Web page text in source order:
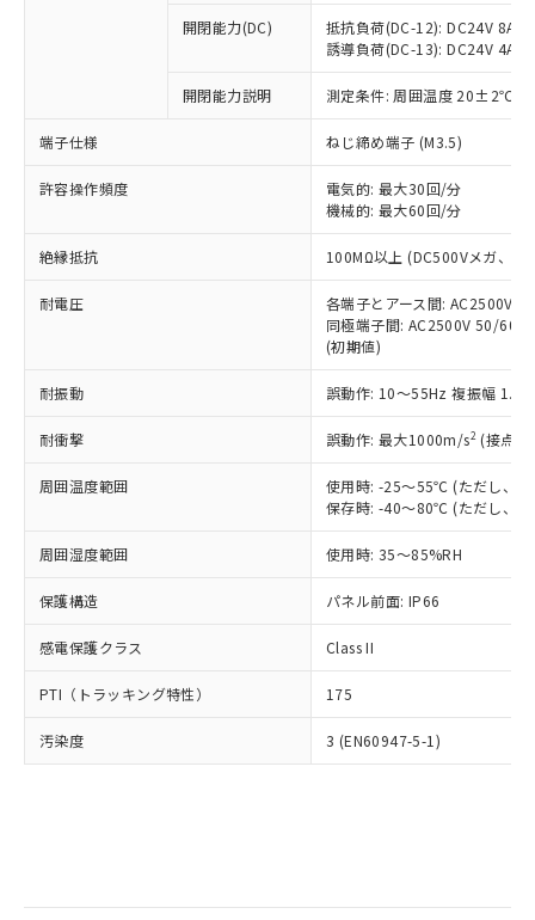
開閉能力(DC)
抵抗負荷(DC-12): DC24V 8A/
誘導負荷(DC-13): DC24V 4A/
開閉能力説明 測定条件: 周囲温度 20±2℃、
端子仕様 ねじ締め端子 (M3.5)
許容操作頻度
電気的: 最大30回/分
機械的: 最大60回/分
絶縁抵抗 100MΩ以上 (DC500Vメガ、点
耐電圧
各端子とアース間: AC2500V
同極端子間: AC2500V 50/
(初期値)
耐振動 誤動作: 10～55Hz 複振幅
耐衝撃 誤動作: 最大1000m/s2 (接点
周囲温度範囲
使用時: -25～55℃ (ただし、氷
保存時: -40～80℃ (ただし、氷
周囲湿度範囲 使用時: 35～85%RH
保護構造 パネル前面: IP66
感電保護クラス Class II
PTI（トラッキング特性） 175
汚染度 3 (EN60947-5-1)
ことをご了承ください。
在庫状況および標準価格照会結果は、
記載している更新日時点での社内デー
タに基づき作成されるものであり、閲
覧された時点での実際の在庫および標
準価格とは異なる場合があることをご
正式な納期状況および標準価格はお客
様のお取引先、またはお客様担当のオ
ムロン制御機器販売店・当社販売員に
オムロン制御機器販売店や当社販売拠
販売ネットワーク
」をご確認
在庫状況および標準価格結果を当社の
事前の承諾なく第三者に漏洩または開
示しないようお願いします。
マイパーツ機能（部品リスト作成サー
ビス）をご利用いただくには、I-Web
メンバーズにご登録されている必要が
お客様が当ウェブサイト上で当社にご
登録された部品リストについて、当社
および当社の共同利用者が、当社の製
品・サービスに関するお客様との取
引・商談に必要な範囲で利用すること
※当社の共同利用者とは、"個人情報
の「1.共同利
用者の範囲」に記載されている法人を
いたものが、含有品と判明した場合などや
むを得ず変更することがあります。
*EU RoHS指令（10物質）：
鉛(Pb) 1000ppm以下、 水銀(Hg) 1000ppm以下、 カド
六価クロム(Cr(Ⅵ)) 1000ppm以下、ポリ臭化ビフェニル
類(PBB) 1000ppm以下、ポリ臭化ジフェニルエーテル類
(PBDE) 1000ppm以下、フタル酸ビス(2-エチルヘキシ
ル) (DEHP)(別名：DOP) 1000ppm以下、フタル酸ブチ
ルベンジル（BBP） 1000ppm以下、フタル酸ジブチル
（DBP） 1000ppm以下、フタル酸ジイソブチル
(DIBP) 1000ppm以下
但し、RoHS指令で産業用監視および制御機器に対する
フタル酸エステル類の４物質については閾値を超える意
図的な使用がないことを確認しています。
部品在庫の切り替え状況などにより、予定
月が前後することがあります。
※3 非含有証明書ダウンロード
下記の非含有証明書をダウンロードするこ
とができます。
EU RoHS指令（10物質）の非含有証明書
51物質の非含有証明書（当社基準）
※本証明書は発行日時点で非含有を証明す
るもので、過去に遡って非含有を証明する
基準値を超えていることを示します。
「－」：未確認です。当社販売部門へお問
ム) : 100ppm、
Cr(Ⅵ)(六価クロム) : 1000ppm、 PBBs(ポリ臭化ビフェ
ニル類) : 1000ppm、 PBDEs(ポリ臭化ジフェニルエーテ
ル類) : 1000ppm、
DBP(フタル酸ジブチル) : 1000ppm、 DIBP(フタル酸ジ
イソブチル) : 1000ppm、 BBP(フタル酸ブチルベンジ
ル) : 1000ppm、
DEHP(フタル酸ビス(2-エチルヘキシル)) : 1000ppm
「ｅ」：有害物質（10物質）のすべてが基
準値以下であることを示します。
「10」：通常の使用状況下において有害物
質が外部に漏えいし、環境に深刻な影響を
及ぼさない年数を意味します。
「－」：未確認です。当社販売部門へお問
い合わせください。
当社は、これら貴社製品のうち、外国
為替および外国貿易法に定める商品
（以下｢規制貨物等」という）を輸出
または国外への提供する場合は、日本
国政府の輸出許可(または役務取引許
可)を取得するなどの必要な手続きを
当社は規制貨物を破棄する場合は、完
全に破砕するなど、違法に輸出されな
いよう必要な手段を講じます。
当社は貴社製品を、核兵器、ミサイ
ル、化学兵器、生物兵器またはその他
武器並びにこれらの製造装置等に一切
当社は、貴社製品を第三者に販売する
場合は、上記1、2および3の内容を当
該第三者に通知します。また当社は、
販売先および販売に係わる関係者が違
法に輸出するおそれがある場合は、取
り引きをいたしません。
キャンセル
説明
○ 一定数以上の在庫あり
一定数には満たないが在庫あり
在庫なし(最新の在庫状況につ
いては、お客様のお取引先、ま
たはお客様担当のオムロン制御
機器販売店・当社販売員にご確
白
受注生産機種、また在庫状況の
情報を公開していない機種